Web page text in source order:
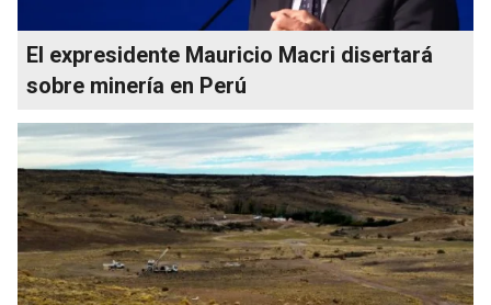
El expresidente Mauricio Macri disertará
sobre minería en Perú